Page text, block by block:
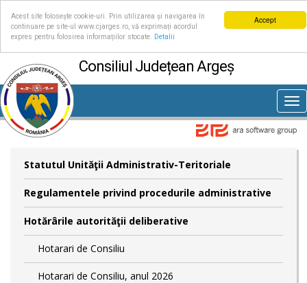
Accept
Acest site folosește cookie-uri. Prin utilizarea și navigarea în
continuare pe site-ul www.cjarges.ro, vă exprimați acordul
expres pentru folosirea informațiilor stocate.
Detalii
Consiliul Județean Argeș
Statutul Unităţii Administrativ-Teritoriale
Regulamentele privind procedurile administrative
Hotărârile autorităţii deliberative
Hotarari de Consiliu
Hotarari de Consiliu, anul 2026